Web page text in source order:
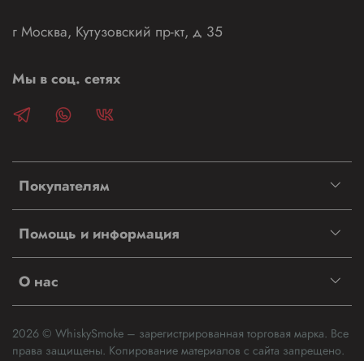
Покупателям
Помощь и информация
О нас
г Москва, Кутузовский пр-кт, д 35
Мы в соц. сетях
2026 © WhiskySmoke – зарегистрированная торговая марка. Все
права защищены. Копирование материалов с сайта запрещено.